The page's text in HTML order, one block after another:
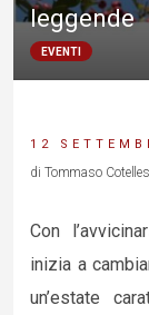
leggende
EVENTI
12
di Tommaso
Con
inizia a
un’estate